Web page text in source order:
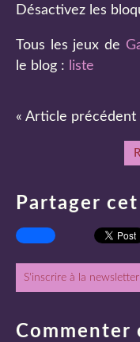
Désactivez les
Tous les jeux de
le blog :
liste
« Article précédent
Partager
S'inscrire à la newsletter
Commenter